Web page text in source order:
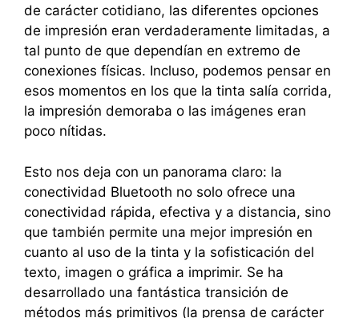
de carácter cotidiano, las diferentes opciones
de impresión eran verdaderamente limitadas, a
tal punto de que dependían en extremo de
conexiones físicas. Incluso, podemos pensar en
esos momentos en los que la tinta salía corrida,
la impresión demoraba o las imágenes eran
poco nítidas.
Esto nos deja con un panorama claro: la
conectividad Bluetooth no solo ofrece una
conectividad rápida, efectiva y a distancia, sino
que también permite una mejor impresión en
cuanto al uso de la tinta y la sofisticación del
texto, imagen o gráfica a imprimir. Se ha
desarrollado una fantástica transición de
métodos más primitivos (la prensa de carácter